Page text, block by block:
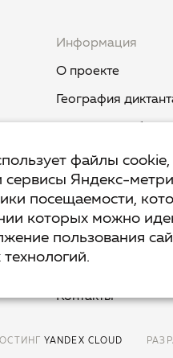
Информация
О проекте
География
Тест-квест TruD
Тот.Язык
Вопросы и ответы
Контакты
YANDEX CLOUD
файлы
сервисы Яндекс-
посещаемости,
которых можно
пользования